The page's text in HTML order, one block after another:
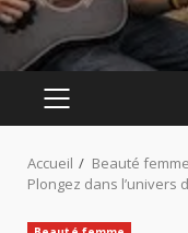
MENU
Accueil
Beauté femme
Plongez dans l’univers